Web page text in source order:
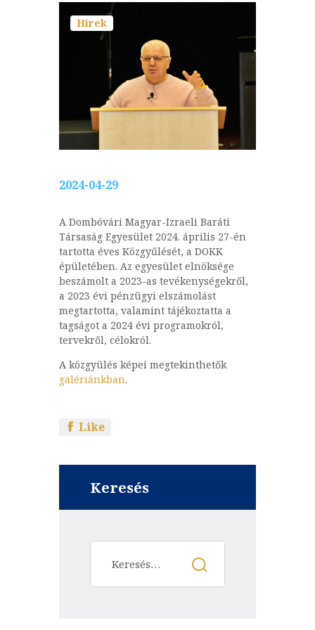
Hírek
2024-04-29
A Dombóvári Magyar-Izraeli Baráti
Társaság Egyesület 2024. április 27-én
tartotta éves Közgyűlését, a DOKK
épületében. Az egyesület elnöksége
beszámolt a 2023-as tevékenységekről,
a 2023 évi pénzügyi elszámolást
megtartotta, valamint tájékoztatta a
tagságot a 2024 évi programokról,
tervekről, célokról.
A közgyülés képei megtekinthetők
galériánkban.
Like
Keresés